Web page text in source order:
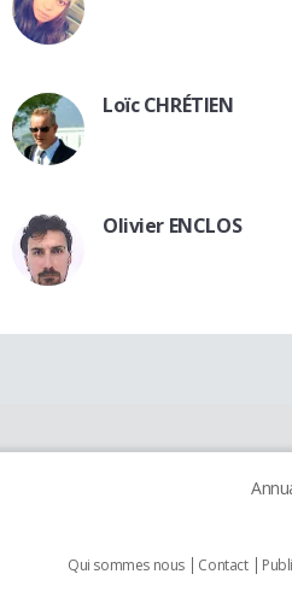
Loïc CHRÉTIEN
Olivier ENCLOS
Qui sommes nous Contact